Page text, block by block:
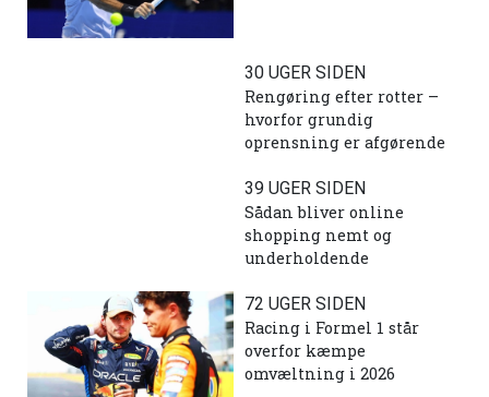
30 UGER SIDEN
Rengøring efter rotter –
hvorfor grundig
oprensning er afgørende
39 UGER SIDEN
Sådan bliver online
shopping nemt og
underholdende
72 UGER SIDEN
Racing i Formel 1 står
overfor kæmpe
omvæltning i 2026